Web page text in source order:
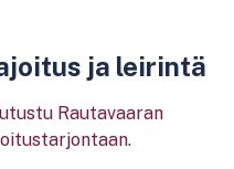
ja leirintä